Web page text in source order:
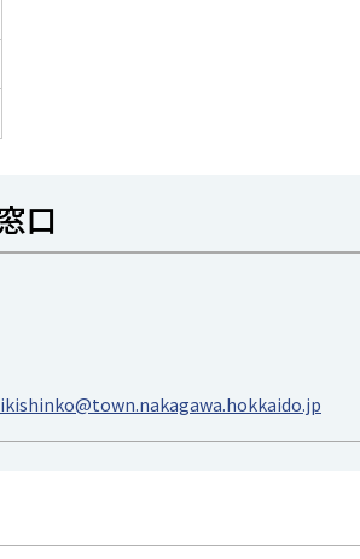
口